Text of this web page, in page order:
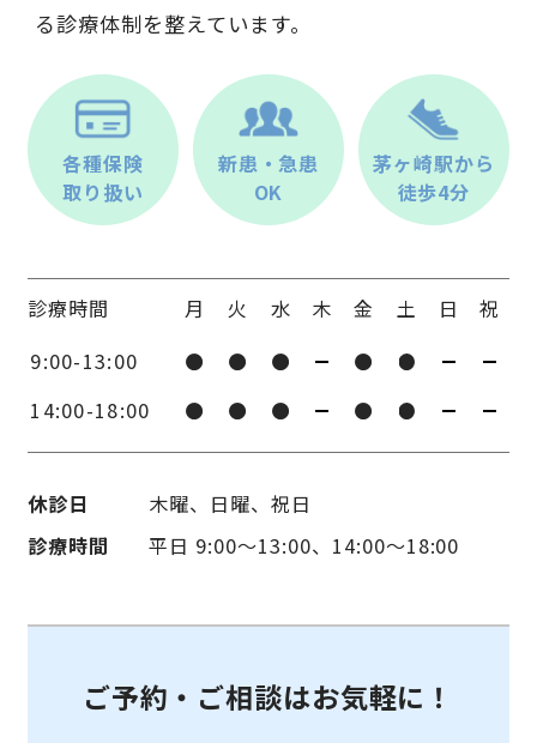
る診療体制を整えています。
各種保険
取り扱い
新患・急患
OK
茅ヶ崎駅から
徒歩4分
診療時間 月 火 水 木 金 土 日
祝
9:00-13:00
14:00-18:00
休診日
木曜、日曜、祝日
診療時間
平日 9:00〜13:00、14:00〜18:00
ご予約・ご相談はお気軽に！